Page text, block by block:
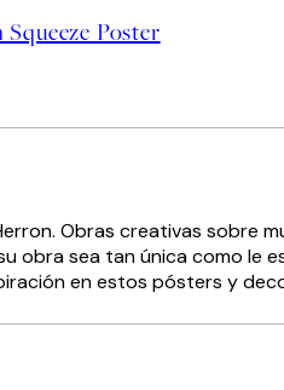
Poster
Obras creativas sobre
obra sea tan única como le
en estos pósters y